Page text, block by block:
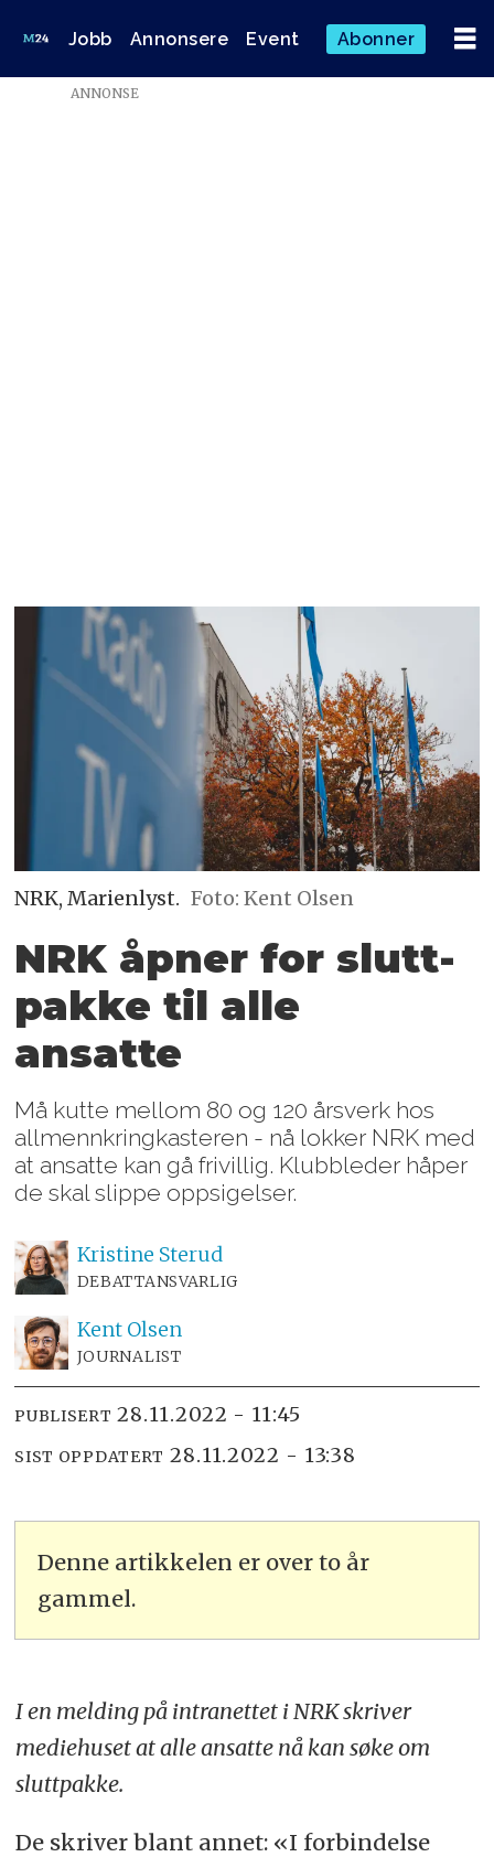
Jobb Annonsere Event Abonner
ANNONSE
NRK, Marienlyst. Foto: Kent Olsen
NRK åpner for slutt­
pakke til alle
ansatte
Må kutte mellom 80 og 120 årsverk hos
allmennkringkasteren - nå lokker NRK med
at ansatte kan gå frivillig. Klubbleder håper
de skal slippe oppsigelser.
Kristine Sterud
DEBATTANSVARLIG
Kent Olsen
JOURNALIST
PUBLISERT 28.11.2022 - 11:45
SIST OPPDATERT 28.11.2022 - 13:38
Denne artikkelen er over to år
gammel.
I en melding på intranettet i NRK skriver
mediehuset at alle ansatte nå kan søke om
sluttpakke.
De skriver blant annet: «I forbindelse